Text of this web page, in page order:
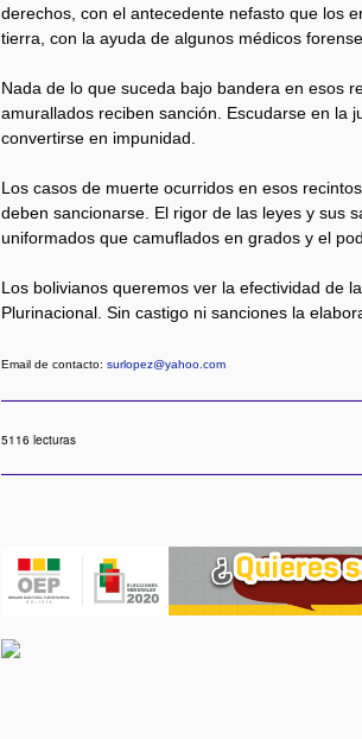
derechos, con el antecedente nefasto que los
tierra, con la ayuda de algunos médicos
Nada de lo que suceda bajo bandera en esos
amurallados reciben sanción. Escudarse en la
convertirse en impunidad.
Los casos de muerte ocurridos en esos
deben sancionarse. El rigor de las leyes y sus
uniformados que camuflados en grados y el
Los bolivianos queremos ver la efectividad de
Plurinacional. Sin castigo ni sanciones la
Email de contacto: surlopez@yahoo.com
5116 lecturas